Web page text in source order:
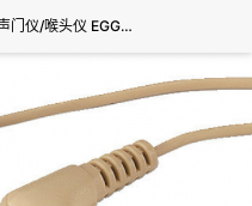
英国 Laryngograph 电子声门仪/喉头仪 EGG-D200